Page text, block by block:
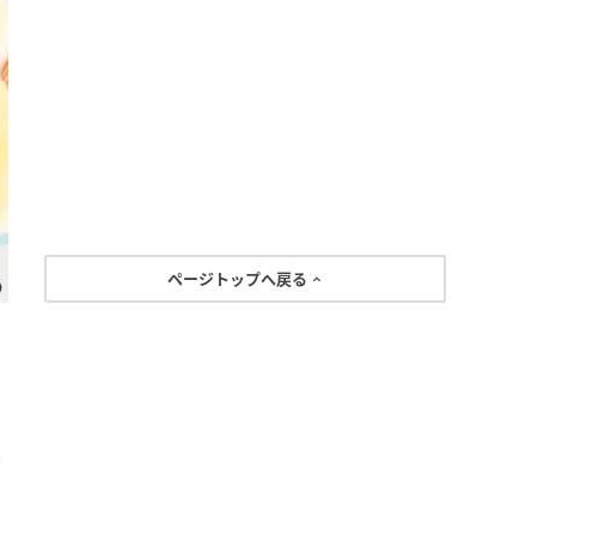
ページトップへ戻る